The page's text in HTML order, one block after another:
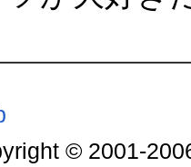
© 2001-